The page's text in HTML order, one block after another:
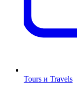
Tours и Travels